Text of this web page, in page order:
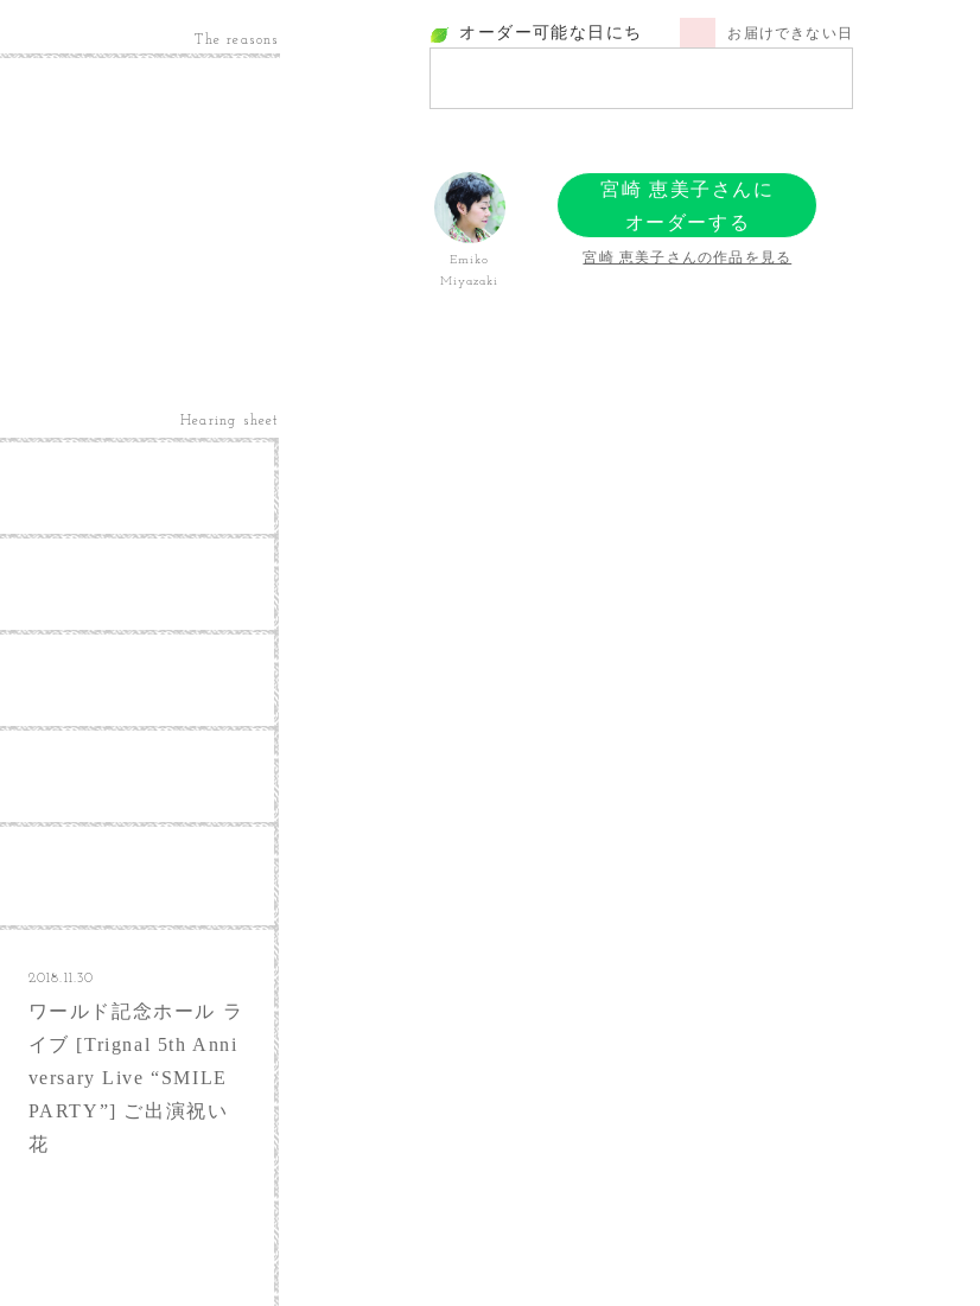
The reasons
Hearing sheet
2018.11.30
ワールド記念ホール ラ
イブ [Trignal 5th Anni
versary Live “SMILE
PARTY”] ご出演祝い
花
オーダー可能な日にち お届けできない日
Emiko
Miyazaki
宮崎 恵美子さんに
オーダーする
宮崎 恵美子さんの作品を見る